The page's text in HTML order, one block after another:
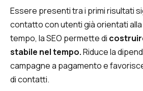
Essere presenti tra i primi risultati
contatto con utenti già orientati
tempo, la SEO permette di
stabile nel tempo.Riduce la
campagne a pagamento e
di contatti.